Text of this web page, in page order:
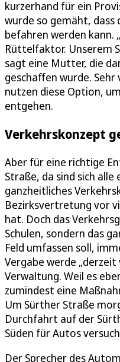
kurzerhand für ein
wurde so gemäht, dass
befahren werden kann.
Rüttelfaktor. Unserem
sagt eine Mutter, die
geschaffen wurde. Sehr
nutzen diese Option,
entgehen.
Verkehrskonzept
Aber für eine richtige
Straße, da sind sich alle
ganzheitliches
Bezirksvertretung vor
hat. Doch das
Schulen, sondern das
Feld umfassen soll,
Vergabe werde
Verwaltung. Weil es
zumindest eine
Um Sürther Straße
Durchfahrt auf der
Süden für Autos
Der Sprecher des